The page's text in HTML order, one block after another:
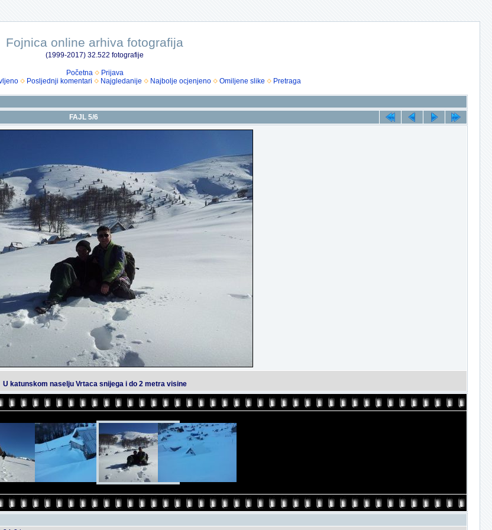
Fojnica online arhiva fotografija
(1999-2017) 32.522 fotografije
Početna
Prijava
Posljednji komentari Najgledanije Najbolje ocjenjeno Omiljene slike Pretraga
FAJL 5/6
U katunskom naselju Vrtaca snijega i do 2 metra visine